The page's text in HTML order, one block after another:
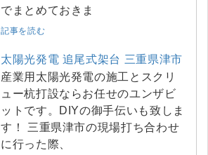
でまとめておきま
記事を読む
太陽光発電 追尾式架台 三重県津市
産業用太陽光発電の施工とスクリ
ュー杭打設ならお任せのユンザビ
ットです。DIYの御手伝いも致しま
す！ 三重県津市の現場打ち合わせ
に行った際、